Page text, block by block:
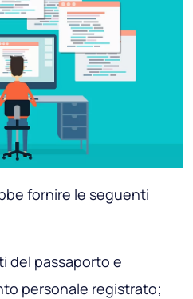
fornire le seguenti
del passaporto e
personale registrato;